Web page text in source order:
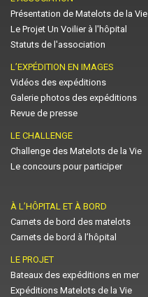
Présentation de Matelots de la Vie
Le Projet Un Voilier à l'hôpital
Statuts de l'association
L’EXPÉDITION EN IMAGES
Vidéos des expéditions
Galerie photos des expéditions
Revue de presse
LE CHALLENGE
Challenge des Matelots de la Vie
Le concours pour participer
À L’HÔPITAL ET À BORD
Carnets de bord des matelots
Carnets de bord à l’hôpital
LE PROJET
Bateaux des expéditions en mer
Expéditions Matelots de la Vie